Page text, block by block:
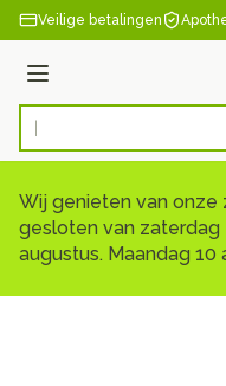
Ga naar de inhoud
Veilige betalingen
Menu
Product, merk,
Wij genieten van onze
gesloten van
augustus. Maandag